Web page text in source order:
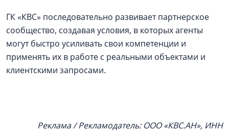
ГК «КВС» последовательно развивает партнерское
сообщество, создавая условия, в которых агенты
могут быстро усиливать свои компетенции и
применять их в работе с реальными объектами и
клиентскими запросами.
Реклама / Рекламодатель: ООО «КВС.АН», ИНН